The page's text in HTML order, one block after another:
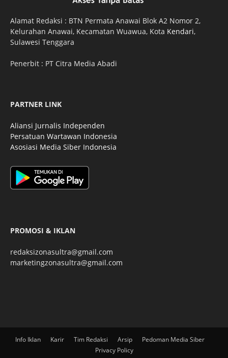
Alamat Redaksi : BTN Permata Anawai Blok A2 Nomor 2,
Kelurahan Anawai, Kecamatan Wuawua, Kota Kendari,
Sulawesi Tenggara
Penerbit : PT Citra Media Abadi
PARTNER LINK
Aliansi Jurnalis Independen
Persatuan Wartawan Indonesia
Asosiasi Media Siber Indonesia
PROMOSI & IKLAN
redaksizonasultra@gmail.com
marketingzonasultra@gmail.com
Info Iklan Karir Tim Redaksi Arsip
Pedoman Media Siber
Privacy Policy